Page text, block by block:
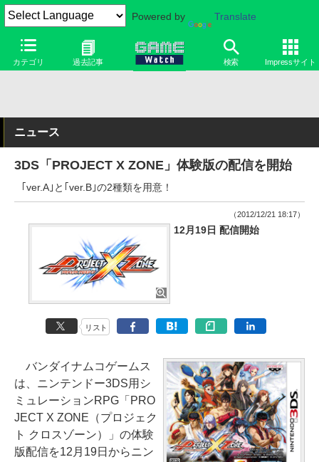
Powered by Translate
カテゴリ 過去記事 検索 Impressサイト
ニュース
3DS「PROJECT X ZONE」体験版の配信を開始
｢ver.A｣と｢ver.B｣の2種類を用意！
（2012/12/21 18:17）
12月19日 配信開始
リスト
バンダイナムコゲームス
は、ニンテンドー3DS用シ
ミュレーションRPG「PRO
JECT X ZONE（プロジェク
ト クロスゾーン）」の体験
版配信を12月19日からニン